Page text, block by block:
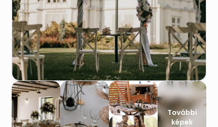
További
képek